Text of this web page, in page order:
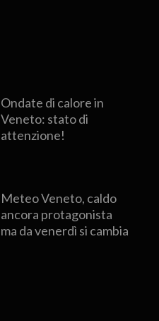
Ondate di calore in
Veneto: stato di
attenzione!
Meteo Veneto, caldo
ancora protagonista
ma da venerdì si cambia